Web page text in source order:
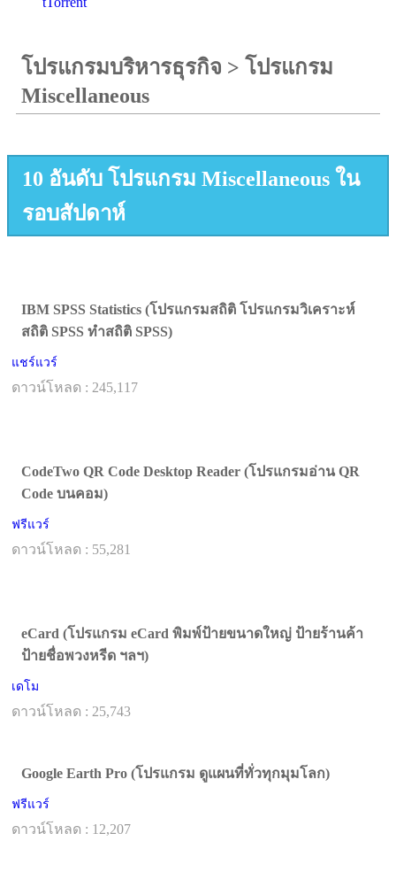
โปรแกรมบริหารธุรกิจ > โปรแกรม
Miscellaneous
10 อันดับ โปรแกรม Miscellaneous ใน
รอบสัปดาห์
IBM SPSS Statistics (โปรแกรมสถิติ โปรแกรมวิเคราะห์
สถิติ SPSS ทำสถิติ SPSS)
แชร์แวร์
ดาวน์โหลด : 245,117
CodeTwo QR Code Desktop Reader (โปรแกรมอ่าน QR
Code บนคอม)
ฟรีแวร์
ดาวน์โหลด : 55,281
eCard (โปรแกรม eCard พิมพ์ป้ายขนาดใหญ่ ป้ายร้านค้า
ป้ายชื่อพวงหรีด ฯลฯ)
เดโม
ดาวน์โหลด : 25,743
Google Earth Pro (โปรแกรม ดูแผนที่ทั่วทุกมุมโลก)
ฟรีแวร์
ดาวน์โหลด : 12,207